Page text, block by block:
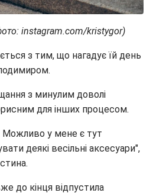
instagram.com/kristygor)
з тим, що нагадує їй день
з минулим доволі
для інших процесом.
Можливо у мене є тут
деякі весільні аксесуари",
до кінця відпустила